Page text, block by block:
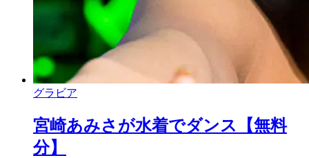
グラビア
宮崎あみさが水着でダンス【無料
分】